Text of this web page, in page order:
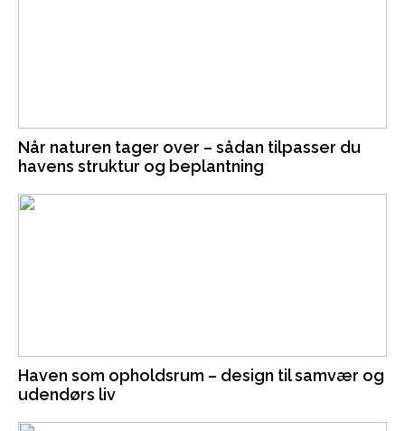
Når naturen tager over – sådan tilpasser du
havens struktur og beplantning
Haven som opholdsrum – design til samvær og
udendørs liv